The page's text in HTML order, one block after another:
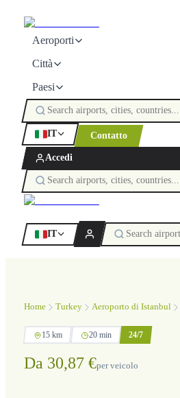
Aeroporti
Città
Paesi
IT Contatto
Accedi
IT
Home Turkey Aeroporto di Istanbul
15 km 20 min 24/7
Da 30,87 €per veicolo